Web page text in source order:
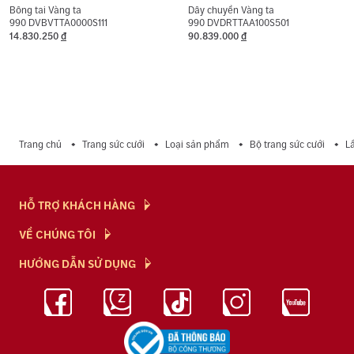
Bông tai Vàng ta
990 DVBVTTA0000S111
14.830.250 đ
Dây chuyền Vàng ta
990 DVDRTTAA100S501
90.839.000 đ
Trang chủ Trang sức cưới Loại sản phẩm Bộ trang sức cưới
HỖ TRỢ KHÁCH HÀNG
Hỏi & Đáp
Chính Sách
Chính Sách Bảo Mật
Bảng Giá Vàng
VỀ CHÚNG TÔI
NTJ Flagship
Cửa hàng
Tuyển Dụng
HƯỚNG DẪN SỬ DỤNG
Bảo Quản Trang Sức
Kiến Thức Kim Cương